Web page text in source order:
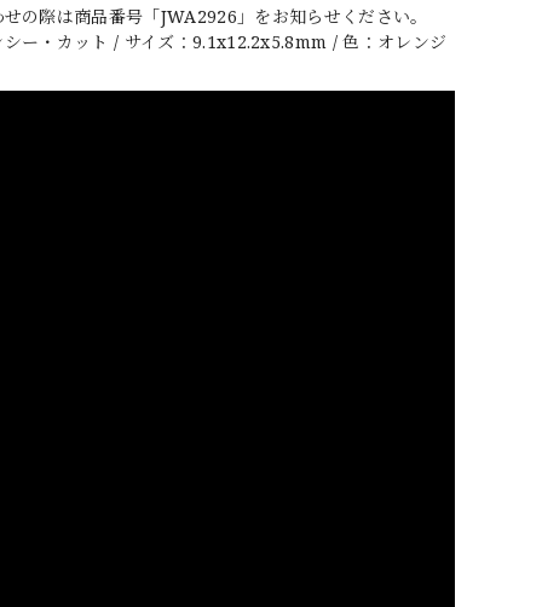
の際は商品番号「JWA2926」をお知らせください。
ー・カット / サイズ：9.1x12.2x5.8mm / 色：オレンジ